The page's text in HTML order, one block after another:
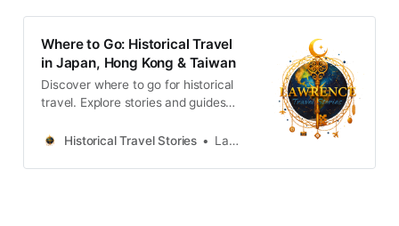
Where to Go: Historical Travel
in Japan, Hong Kong & Taiwan
Discover where to go for historical
travel. Explore stories and guides
Taiwan, more destinations like the
Historical Travel Stories Lawrence